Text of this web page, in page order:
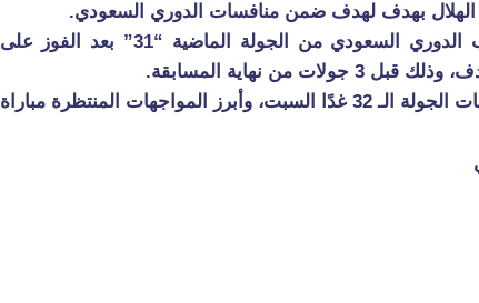
الهلال بهدف لهدف ضمن منافسات الدوري السعودي.
وكان فريق الهلال حسم لقب الدوري السعودي من الجولة الماضية “31” بعد الفوز على
من نهاية المسابقة.
ومن المقرر أن تستكمل مباريات الجولة الـ 32 غدًا السبت، وأبرز المواجهات المنتظرة مباراة